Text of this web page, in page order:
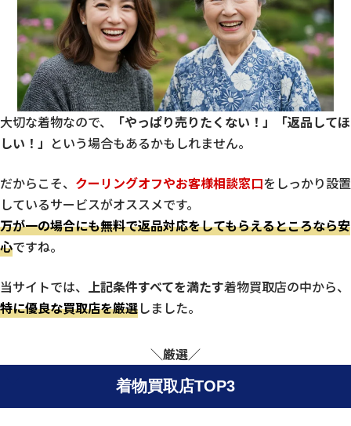
大切な着物なので、
「やっぱり売りたくない！」「返品してほ
しい！」 という場合もあるかもしれません。
だからこそ、 クーリングオフやお客様相談窓口をしっかり設置
しているサービスがオススメです。
万が一の場合にも無料で返品対応をしてもらえるところなら安
心ですね。
当サイトでは、 上記条件すべてを満たす着物買取店の中から、
特に優良な買取店を厳選しました。
＼厳選／
着物買取店TOP3